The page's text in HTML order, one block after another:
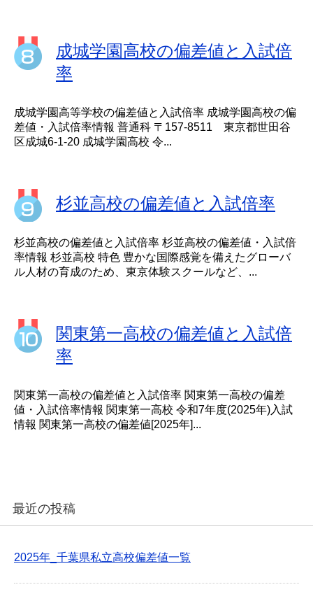
成城学園高校の偏差値と入試倍
率
成城学園高等学校の偏差値と入試倍率 成城学園高校の偏
差値・入試倍率情報 普通科 〒157-8511 東京都世田谷
区成城6-1-20 成城学園高校 令...
杉並高校の偏差値と入試倍率
杉並高校の偏差値と入試倍率 杉並高校の偏差値・入試倍
率情報 杉並高校 特色 豊かな国際感覚を備えたグローバ
ル人材の育成のため、東京体験スクールなど、...
関東第一高校の偏差値と入試倍
率
関東第一高校の偏差値と入試倍率 関東第一高校の偏差
値・入試倍率情報 関東第一高校 令和7年度(2025年)入試
情報 関東第一高校の偏差値[2025年]...
最近の投稿
2025年_千葉県私立高校偏差値一覧